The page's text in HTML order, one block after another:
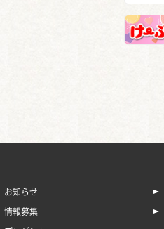
お知らせ
情報募集